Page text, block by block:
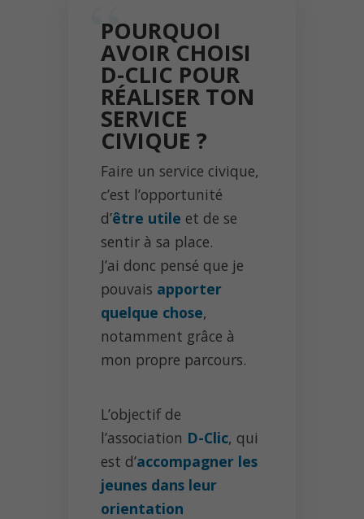
POURQUOI
AVOIR CHOISI
D-CLIC POUR
RÉALISER TON
SERVICE
CIVIQUE ?
Faire un service civique,
c’est l’opportunité
d’être utile et de se
sentir à sa place.
J’ai donc pensé que je
pouvais apporter
quelque chose,
notamment grâce à
mon propre parcours.
L’objectif de
l’association D-Clic, qui
est d’accompagner les
jeunes dans leur
orientation